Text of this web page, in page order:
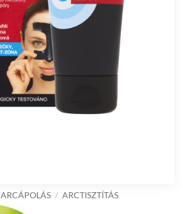
ARCÁPOLÁS / ARCTISZTÍTÁS